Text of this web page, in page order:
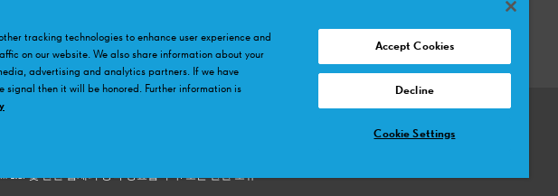
니티
Bahasa IndonesiaTiếng Việt
Ltd. 및 관련 업체의 등록 상표입니다. 모든 판권 소유
tracking technologies to enhance user experience and
on our website. We also share information about your
advertising and analytics partners. If we have
signal then it will be honored. Further information is
Accept Cookies
Decline
Cookie Settings